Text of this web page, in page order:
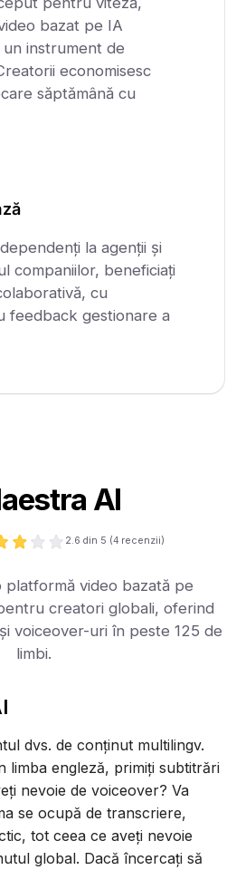
bazat pe IA
instrument de
economisesc
săptămână cu
la agenții și
companiilor, beneficiați
cu
feedback gestionare a
AI
2.6 din 5 (4 recenzii)
platformă video bazată pe
creatori globali, oferind
voiceover-uri în peste 125 de
limbi.
dvs. de conținut multilingv.
limba engleză, primiți subtitrări
nevoie de voiceover? Va
se ocupă de transcriere,
tot ceea ce aveți nevoie
global. Dacă încercați să